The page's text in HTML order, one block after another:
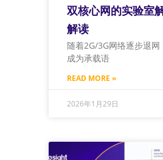
双核心网的实验室
解读
随着2G/3G网络逐步退网
成为承载语
READ MORE »
2026年1月29日